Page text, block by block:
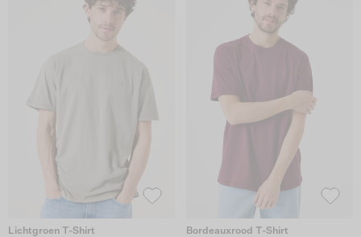
Lichtgroen T-Shirt Bordeauxrood T-Shirt